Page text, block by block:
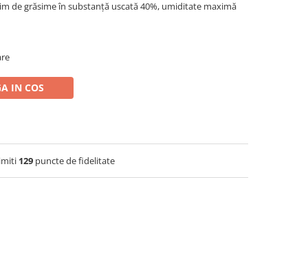
de grăsime în substanță uscată 40%, umiditate maximă
IN COS
129 puncte de fidelitate